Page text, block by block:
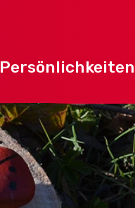
Persönlichkeiten